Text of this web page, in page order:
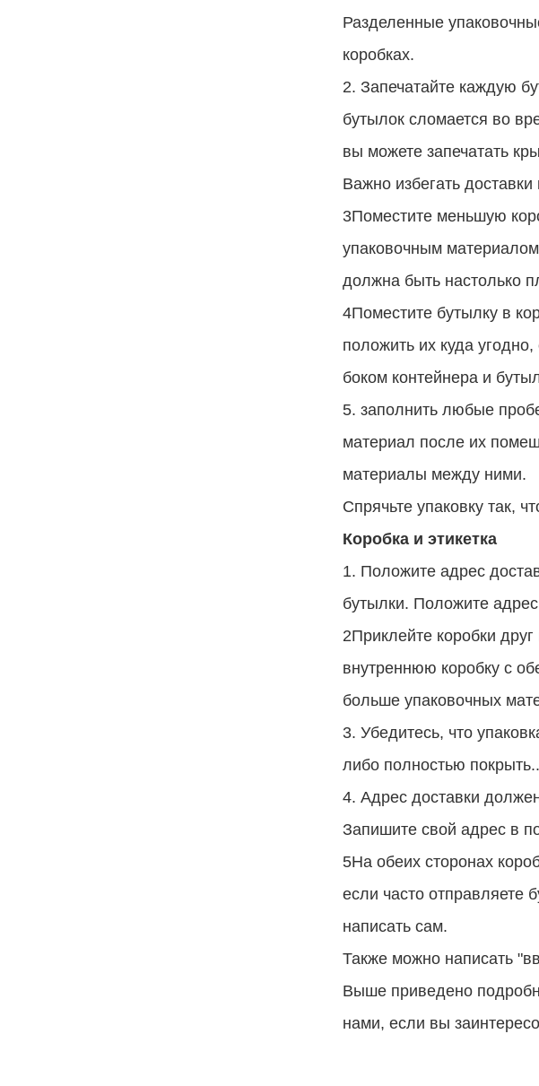
Разделенные
коробках.
2. Запечатайте каждую
бутылок сломается во
вы можете запечатать
Важно избегать
3Поместите меньшую
упаковочным
должна быть настолько
4Поместите бутылку в
положить их куда
боком контейнера и
5. заполнить любые
материал после их
материалы между ними.
Спрячьте упаковку так,
Коробка и этикетка
1. Положите адрес
бутылки. Положите
2Приклейте коробки
внутреннюю коробку с
больше упаковочных
3. Убедитесь, что
либо полностью покрыть..
4. Адрес доставки
Запишите свой адрес в
5На обеих сторонах
если часто отправляете
написать сам.
Также можно написать
Выше приведено
нами, если вы